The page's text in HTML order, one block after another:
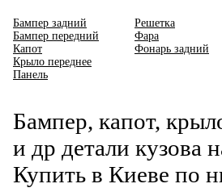
Бампер задний
Бампер передний
Капот
Крыло переднее
Панель
Решетка
Фара
Фонарь задний
Бампер, капот,
и др детали
Купить в Киеве по